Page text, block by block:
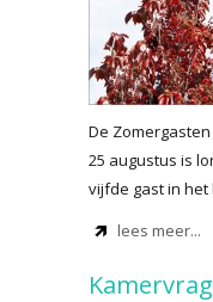
De
25 augustus is
vijfde gast in het
lees meer...